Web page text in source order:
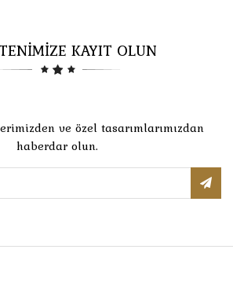
KAYIT OLUN
ve özel tasarımlarımızdan
haberdar olun.